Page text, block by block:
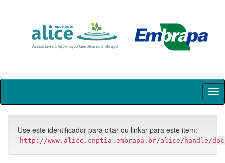
Skip
Use este identificador para citar ou linkar para este item:
http://www.alice.cnptia.embrapa.br/alice/handle/